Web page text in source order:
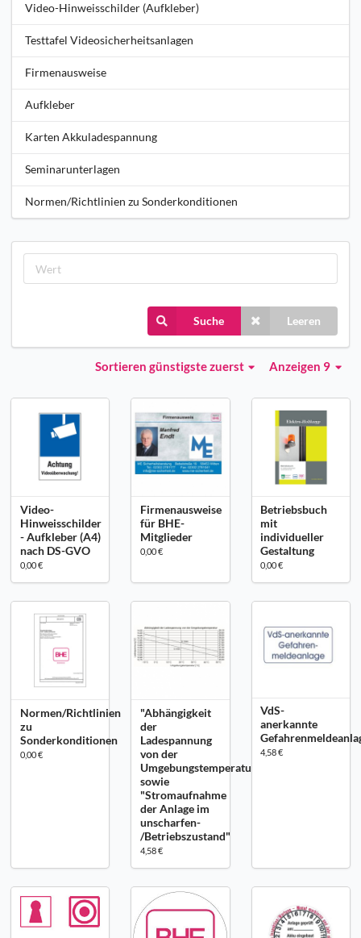
Video-Hinweisschilder (Aufkleber)
Testtafel Videosicherheitsanlagen
Firmenausweise
Aufkleber
Karten Akkuladespannung
Seminarunterlagen
Normen/Richtlinien zu Sonderkonditionen
Suche Leeren
Anzeigen 9
Sortieren günstigste zuerst
Video-
Hinweisschilder
- Aufkleber (A4)
nach DS-GVO
0,00 €
Firmenausweise
für BHE-
Mitglieder
0,00 €
Betriebsbuch
mit
individueller
Gestaltung
0,00 €
Normen/Richtlinien
zu
Sonderkonditionen
0,00 €
"Abhängigkeit
der
Ladespannung
von der
Umgebungstemperatur"
sowie
"Stromaufnahme
der Anlage im
unscharfen-
/Betriebszustand"
4,58 €
VdS-
anerkannte
4,58 €